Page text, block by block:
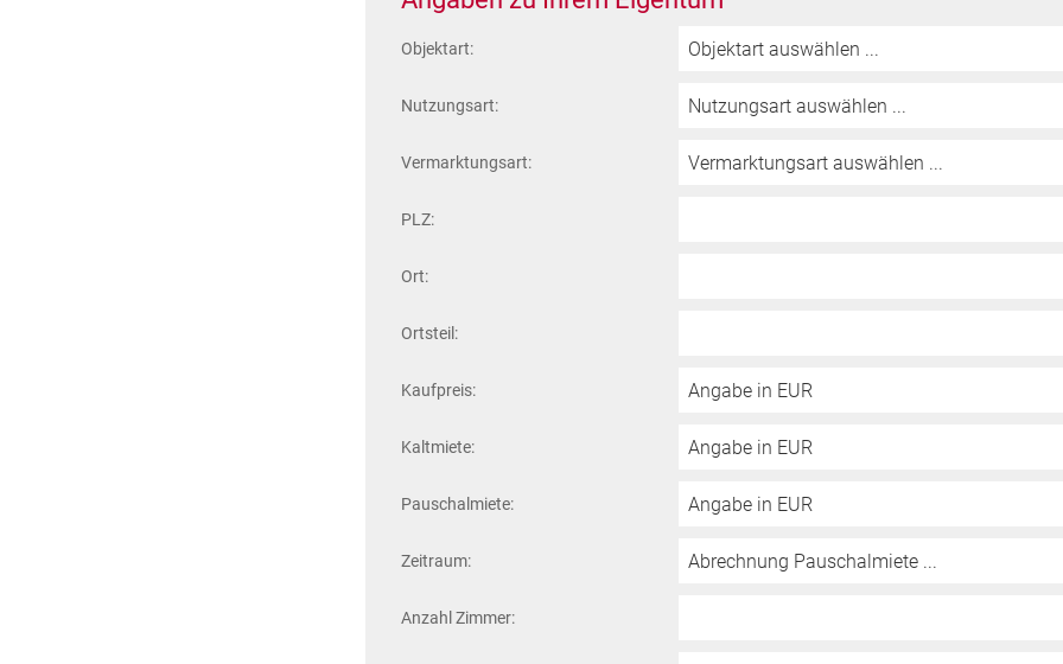
Objektart:
Nutzungsart:
Vermarktungsart:
PLZ:
Ort:
Ortsteil:
Kaufpreis:
Kaltmiete:
Pauschalmiete:
Zeitraum:
Anzahl Zimmer: